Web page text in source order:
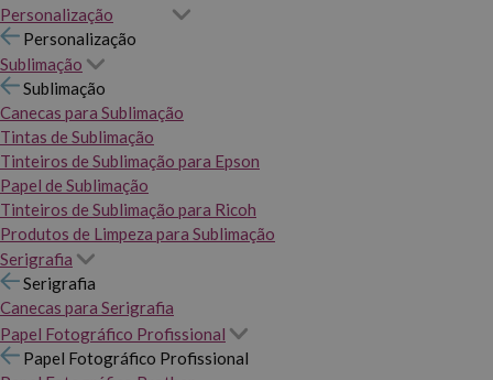
Personalização
Personalização
Sublimação
Sublimação
Canecas para Sublimação
Tintas de Sublimação
Tinteiros de Sublimação para Epson
Papel de Sublimação
Tinteiros de Sublimação para Ricoh
Produtos de Limpeza para Sublimação
Serigrafia
Serigrafia
Canecas para Serigrafia
Papel Fotográfico Profissional
Papel Fotográfico Profissional